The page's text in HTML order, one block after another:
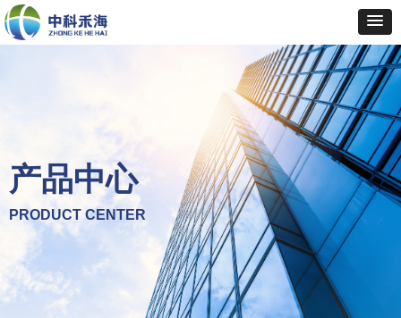
产品中心
PRODUCT CENTER